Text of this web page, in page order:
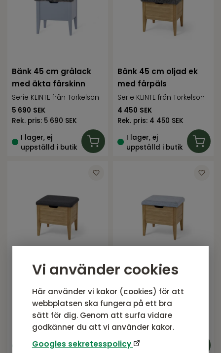
Vi använder cookies
Här använder vi kakor (cookies) för att
webbplatsen ska fungera på ett bra
sätt för dig. Genom att surfa vidare
godkänner du att vi använder kakor.
Googles sekretesspolicy
Bänk 45 cm grålack
med äkta fårskinn
Serie KLINTE från Torkelson
5 690 SEK
Rek. pris: 5 690 SEK
I lager, ej
uppställd i butik
Bänk 45 cm oljad ek
med fårpäls
Serie KLINTE från Torkelson
4 450 SEK
Rek. pris: 4 450 SEK
I lager, ej
uppställd i butik
Bänk 45 cm oljad ek
med Nojus ulltyg
Serie KLINTE från Torkelson
SEK
Rek. pris: 4 450 SEK
I lager, ej
uppställd i butik
Bänk 45 cm oljad ek
med tyg Chelsea
ljusgrå
Serie KLINTE från Torkelson
4 450 SEK
Rek. pris: 4 450 SEK
I lager, ej
uppställd i butik